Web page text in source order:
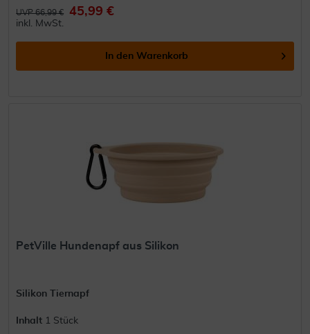
UVP 66,99 € 45,99 €
inkl. MwSt.
In den Warenkorb
PetVille Hundenapf aus Silikon
Silikon Tiernapf
Inhalt 1 Stück